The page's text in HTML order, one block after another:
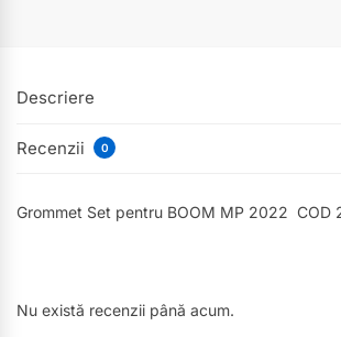
Descriere
Recenzii 0
Grommet Set pentru BOOM MP 2022 COD
Nu există recenzii până acum.